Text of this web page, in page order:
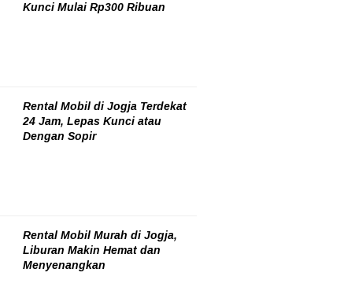
Kunci Mulai Rp300 Ribuan
Rental Mobil di Jogja Terdekat
24 Jam, Lepas Kunci atau
Dengan Sopir
Rental Mobil Murah di Jogja,
Liburan Makin Hemat dan
Menyenangkan